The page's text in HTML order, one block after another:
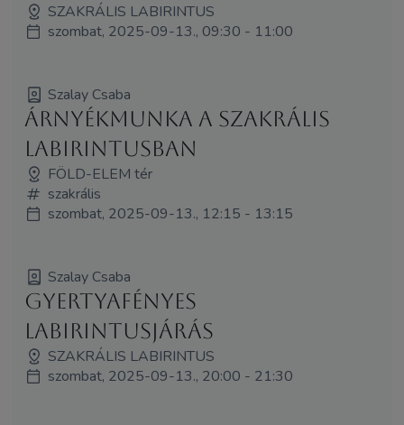
SZAKRÁLIS LABIRINTUS
szombat, 2025-09-13., 09:30 - 11:00
Szalay Csaba
Árnyékmunka a szakrális
labirintusban
FÖLD-ELEM tér
szakrális
szombat, 2025-09-13., 12:15 - 13:15
Szalay Csaba
Gyertyafényes
labirintusjárás
SZAKRÁLIS LABIRINTUS
szombat, 2025-09-13., 20:00 - 21:30